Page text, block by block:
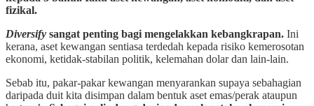
fizikal.
Diversify sangat penting bagi mengelakkan kebangkrapan. Ini
kerana, aset kewangan sentiasa terdedah kepada risiko kemerosotan
ekonomi, ketidak-stabilan politik, kelemahan dolar dan lain-lain.
Sebab itu, pakar-pakar kewangan menyarankan supaya sebahagian
daripada duit kita disimpan dalam bentuk aset emas/perak ataupun